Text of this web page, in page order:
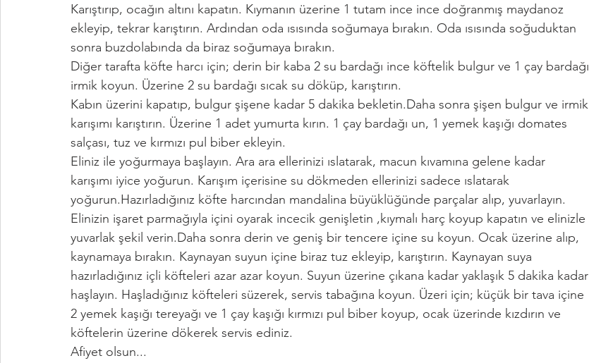
Karıştırıp, ocağın altını kapatın. Kıymanın üzerine 1 tutam ince ince doğranmış maydanoz
ekleyip, tekrar karıştırın. Ardından oda ısısında soğumaya bırakın. Oda ısısında soğuduktan
sonra buzdolabında da biraz soğumaya bırakın.
Diğer tarafta köfte harcı için; derin bir kaba 2 su bardağı ince köftelik bulgur ve 1 çay bardağı
irmik koyun. Üzerine 2 su bardağı sıcak su döküp, karıştırın.
Kabın üzerini kapatıp, bulgur şişene kadar 5 dakika bekletin.Daha sonra şişen bulgur ve irmik
karışımı karıştırın. Üzerine 1 adet yumurta kırın. 1 çay bardağı un, 1 yemek kaşığı domates
salçası, tuz ve kırmızı pul biber ekleyin.
Eliniz ile yoğurmaya başlayın. Ara ara ellerinizi ıslatarak, macun kıvamına gelene kadar
karışımı iyice yoğurun. Karışım içerisine su dökmeden ellerinizi sadece ıslatarak
yoğurun.Hazırladığınız köfte harcından mandalina büyüklüğünde parçalar alıp, yuvarlayın.
Elinizin işaret parmağıyla içini oyarak incecik genişletin ,kıymalı harç koyup kapatın ve elinizle
yuvarlak şekil verin.Daha sonra derin ve geniş bir tencere içine su koyun. Ocak üzerine alıp,
kaynamaya bırakın. Kaynayan suyun içine biraz tuz ekleyip, karıştırın. Kaynayan suya
hazırladığınız içli köfteleri azar azar koyun. Suyun üzerine çıkana kadar yaklaşık 5 dakika kadar
haşlayın. Haşladığınız köfteleri süzerek, servis tabağına koyun. Üzeri için; küçük bir tava içine
2 yemek kaşığı tereyağı ve 1 çay kaşığı kırmızı pul biber koyup, ocak üzerinde kızdırın ve
köftelerin üzerine dökerek servis ediniz.
Afiyet olsun...